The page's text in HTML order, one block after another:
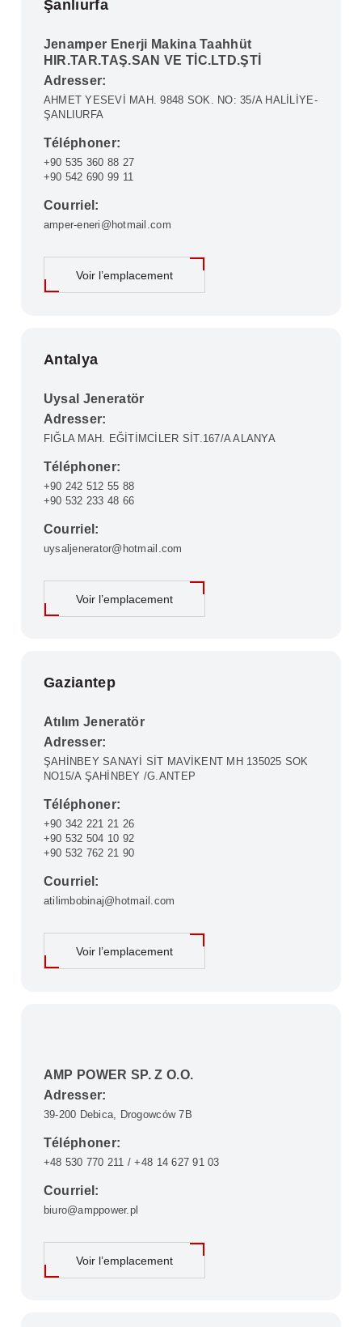
Şanlıurfa
Jenamper Enerji Makina Taahhüt
HIR.TAR.TAŞ.SAN VE TİC.LTD.ŞTİ
Adresser:
AHMET YESEVİ MAH. 9848 SOK. NO: 35/A HALİLİYE-
ŞANLIURFA
Téléphoner:
+90 535 360 88 27
+90 542 690 99 11
Courriel:
amper-eneri@hotmail.com
Voir l’emplacement
Antalya
Uysal Jeneratör
Adresser:
FIĞLA MAH. EĞİTİMCİLER SİT.167/A ALANYA
Téléphoner:
+90 242 512 55 88
+90 532 233 48 66
Courriel:
uysaljenerator@hotmail.com
Voir l’emplacement
Gaziantep
Atılım Jeneratör
Adresser:
ŞAHİNBEY SANAYİ SİT MAVİKENT MH 135025 SOK
NO15/A ŞAHİNBEY /G.ANTEP
Téléphoner:
+90 342 221 21 26
+90 532 504 10 92
+90 532 762 21 90
Courriel:
atilimbobinaj@hotmail.com
Voir l’emplacement
AMP POWER SP. Z O.O.
Adresser:
39-200 Debica, Drogowców 7B
Téléphoner:
+48 530 770 211 / +48 14 627 91 03
Courriel:
biuro@amppower.pl
Voir l’emplacement